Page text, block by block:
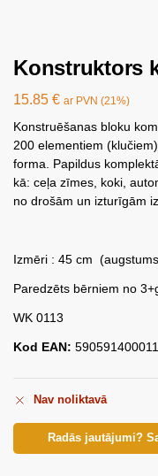
Konstruktors
15.85 € ar PVN (21%)
Konstruēšanas bloku
200 elementiem
forma. Papildus
kā: ceļa zīmes, koki,
no drošām un izturīgām
Izmēri : 45 cm
Paredzēts bērniem no
WK 0113
Kod EAN:
Nav noliktavā
Radās jautājumi?